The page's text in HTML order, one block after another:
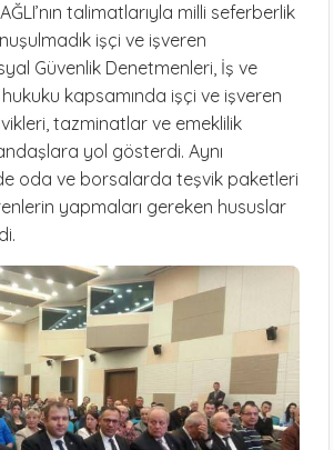
talimatlarıyla milli seferberlik
işçi ve işveren
Güvenlik Denetmenleri, İş ve
kapsamında işçi ve işveren
tazminatlar ve emeklilik
yol gösterdi. Aynı
oda ve borsalarda teşvik paketleri
yapmaları gereken hususlar